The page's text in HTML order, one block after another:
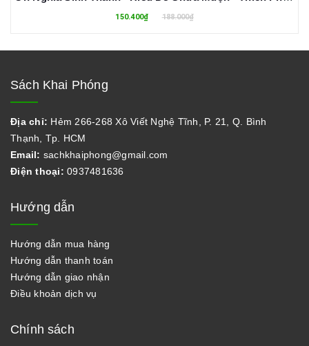
150.400₫ 188.000₫
Sách Khai Phóng
Địa chỉ: Hẻm 266-268 Xô Viết Nghệ Tĩnh, P. 21, Q. Bình
Thạnh, Tp. HCM
Email: sachkhaiphong@gmail.com
Điện thoại: 0937481636
Hướng dẫn
Hướng dẫn mua hàng
Hướng dẫn thanh toán
Hướng dẫn giao nhận
Điều khoản dịch vụ
Chính sách